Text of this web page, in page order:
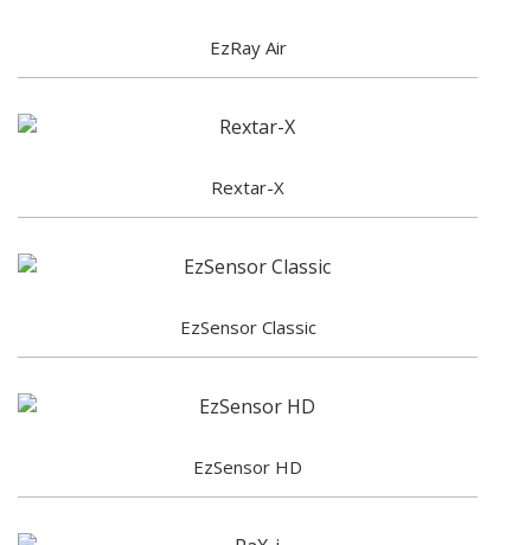
EzRay Air
Rextar-X
EzSensor Classic
EzSensor HD